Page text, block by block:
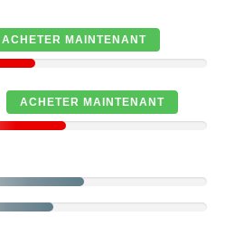
ACHETER MAINTENANT
ACHETER MAINTENANT